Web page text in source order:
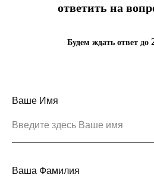
ответить на
Будем ждать ответ до
Ваше Имя
Ваша Фамилия